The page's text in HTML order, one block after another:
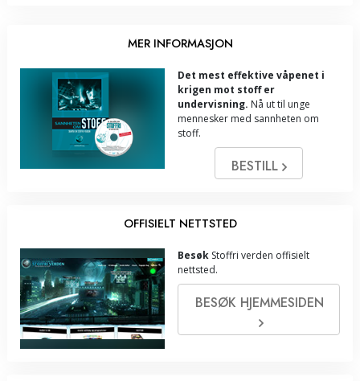
MER INFORMASJON
Det mest effektive våpenet i
krigen mot stoff er
undervisning. Nå ut til unge
mennesker med sannheten om
stoff.
BESTILL
OFFISIELT NETTSTED
Besøk Stoffri verden offisielt
nettsted.
BESØK HJEMMESIDEN